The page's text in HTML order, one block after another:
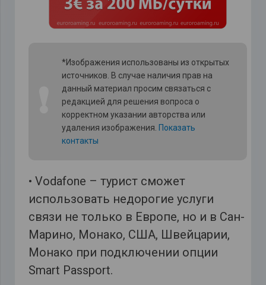
*Изображения использованы из открытых
источников. В случае наличия прав на
данный материал просим связаться с
редакцией для решения вопроса о
корректном указании авторства или
удаления изображения. Показать
контакты
• Vodafone – турист сможет
использовать недорогие услуги
связи не только в Европе, но и в Сан-
Марино, Монако, США, Швейцарии,
Монако при подключении опции
Smart Passport.